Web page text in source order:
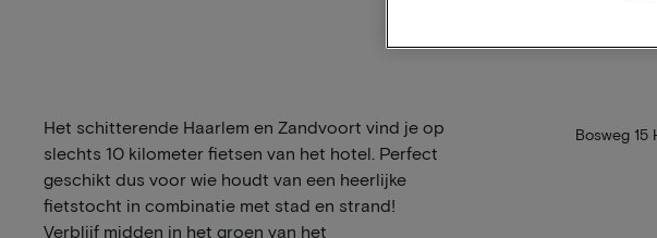
Het schitterende Haarlem en Zandvoort vind je op
slechts 10 kilometer fietsen van het hotel. Perfect
geschikt dus voor wie houdt van een heerlijke
fietstocht in combinatie met stad en strand!
Verblijf midden in het groen van het
Bosweg 15